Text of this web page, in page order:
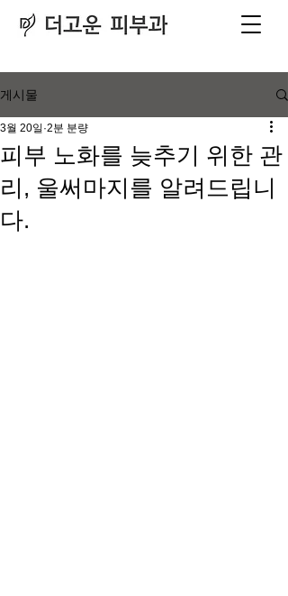
게시물
피부 노화를 늦추기 위한 관
리, 울써마지를 알려드립니
다.
3월 20일 2분 분량